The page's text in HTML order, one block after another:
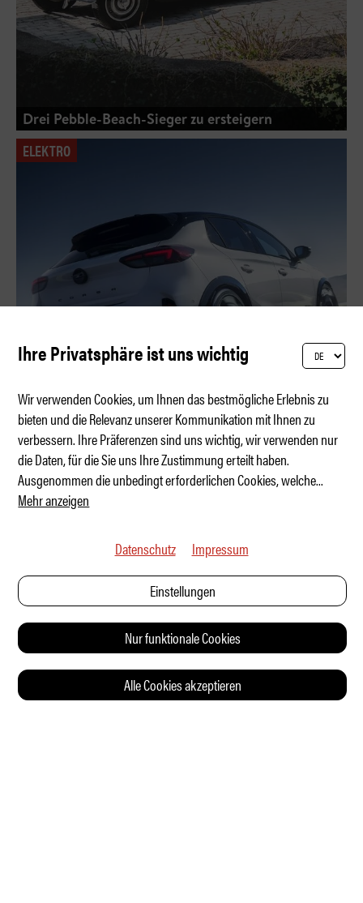
Drei Pebble-Beach-Sieger zu ersteigern
ELEKTRO
Opel Corsa GSE – Comeback des Giftzwerg
Ihre Privatsphäre ist uns wichtig
Wir verwenden Cookies, um Ihnen das bestmögliche Erlebnis zu
bieten und die Relevanz unserer Kommunikation mit Ihnen zu
verbessern. Ihre Präferenzen sind uns wichtig, wir verwenden nur
die Daten, für die Sie uns Ihre Zustimmung erteilt haben.
Ausgenommen die unbedingt erforderlichen Cookies, welche...
Mehr anzeigen
Datenschutz Impressum
Einstellungen
Nur funktionale Cookies
Alle Cookies akzeptieren